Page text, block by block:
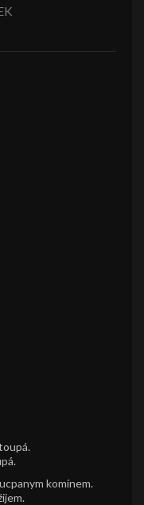
komínem.